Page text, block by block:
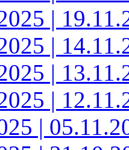
|
|
|
|
|